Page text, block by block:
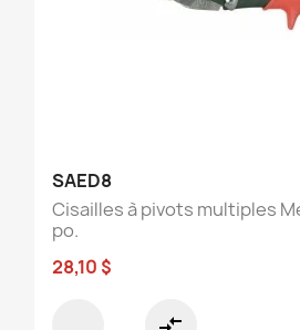
SAED8
Cisailles à pivots multiples
po.
28,10 $